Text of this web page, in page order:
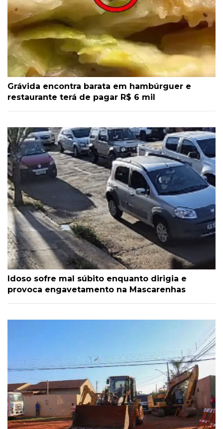
Grávida encontra barata em hambúrguer e
restaurante terá de pagar R$ 6 mil
Idoso sofre mal súbito enquanto dirigia e
provoca engavetamento na Mascarenhas